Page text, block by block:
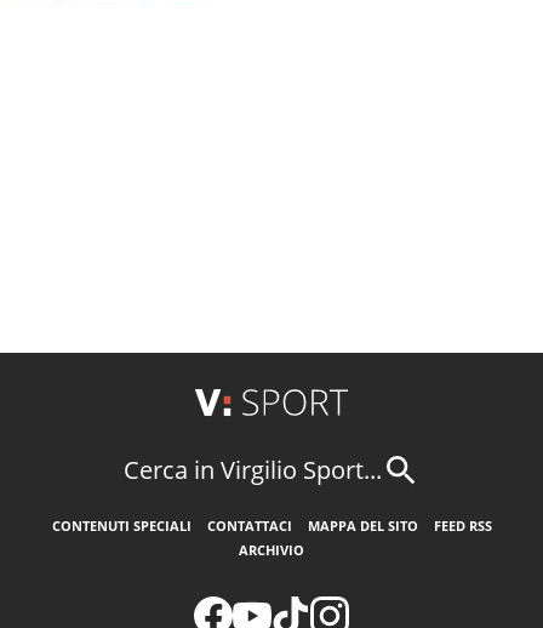
Cerca in Virgilio Sport...
CONTENUTI SPECIALI CONTATTACI MAPPA DEL SITO
FEED RSS
ARCHIVIO